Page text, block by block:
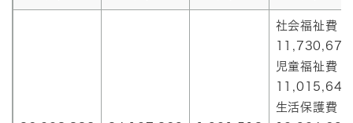
社会福祉費：
11,730,676
児童福祉費：
11,015,640
生活保護費：